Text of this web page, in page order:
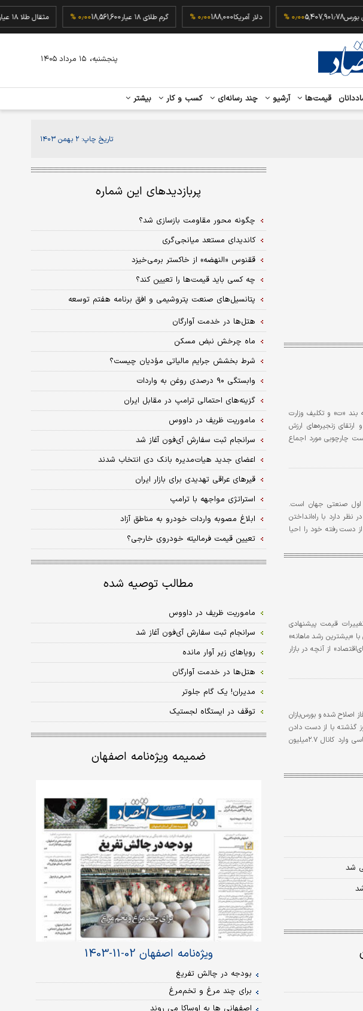
کل بورس5,407,901.78۰٫۰۰ % دلار آمریکا188,000۰٫۰۰ % گرم طلای ۱۸ عیار 18,561,600۰٫۰۰ % مثقال طلا ۱۸ عیار
قیمت‌ها آرشیو چند رسانه‌ای کسب و کار بیشتر
پنجشنبه، ۱۵ مرداد ۱۴۰۵
تاریخ چاپ: ۲ بهمن ۱۴۰۳
هفتم به بند «ت» و تکلیف وزارت
زنجیره‌های ارزش
چارچوبی مورد اجماع
اول صنعتی جهان است.
دارد با راه‌انداختن
از دست رفته خود را احیا
قیمت پیشنهادی
«بیشترین رشد ماهانه»
از آنچه در بازار
اصلاح شده و بورس‌بازان
روز گذشته با از دست دادن
محدوده ۲.۸میلیونی و متاثر از افزایش ریسک‌های سیاسی وارد کانال ۲.۷میلیون
شد
پربازدیدهای این شماره
چگونه محور مقاومت بازسازی شد؟
کاندیدای مستعد میانجی‌گری
ققنوس «النهضه» از خاکستر برمی‌خیزد
چه کسی باید قیمت‌ها را تعیین کند؟
پتانسیل‌های صنعت پتروشیمی و افق برنامه هفتم توسعه
هتل‌ها در خدمت آوارگان
ماه چرخش نبض مسکن
شرط بخشش جرایم مالیاتی مؤدیان چیست؟
وابستگی ۹۰ درصدی روغن به واردات
گزینه‌های احتمالی ترامپ در مقابل ایران
ماموریت ظریف در داووس
سرانجام ثبت سفارش آی‌فون آغاز شد
اعضای جدید هیات‌‌‌مدیره بانک دی انتخاب شدند
قیرهای عراقی تهدیدی برای بازار ایران
استراتژی مواجهه با ترامپ
ابلاغ مصوبه واردات خودرو به مناطق آزاد
تعیین قیمت فرمالیته خودروی خارجی؟
مطالب توصیه شده
ماموریت ظریف در داووس
سرانجام ثبت سفارش آی‌فون آغاز شد
رویاهای زیر آوار مانده
هتل‌ها در خدمت آوارگان
مدیران! یک گام جلوتر
توقف در ایستگاه لجستیک
ضمیمه ویژه‌نامه اصفهان
ویژه‌نامه اصفهان 02-11-1403
بودجه در چالش تفریغ
برای چند مرغ و تخم‌مرغ
اصفهانی ها به اوساکا می روند